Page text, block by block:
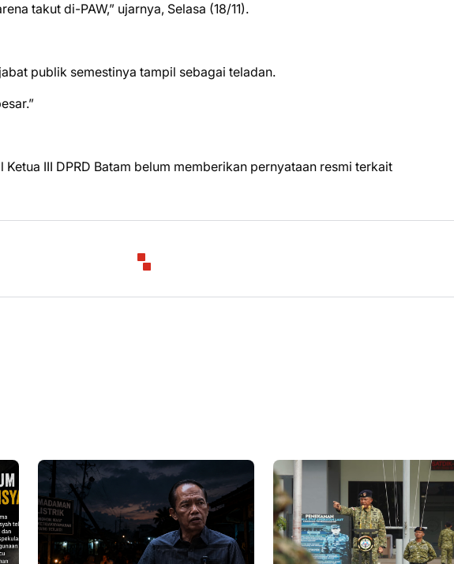
takut di-PAW,” ujarnya, Selasa (18/11).
publik semestinya tampil sebagai teladan.
III DPRD Batam belum memberikan pernyataan resmi terkait